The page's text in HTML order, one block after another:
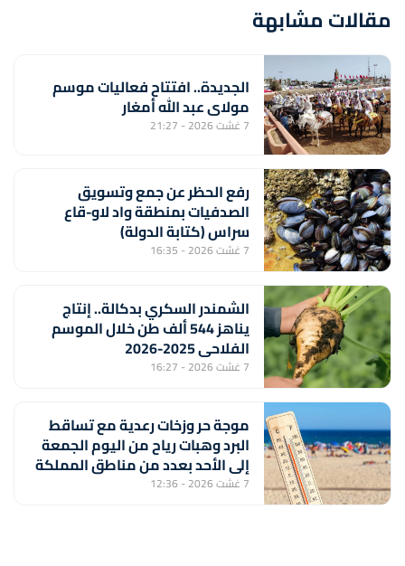
مقالات مشابهة
الجديدة.. افتتاح فعاليات موسم
مولاي عبد الله أمغار
7 غشت 2026 - 21:27
رفع الحظر عن جمع وتسويق
الصدفيات بمنطقة واد لاو-قاع
سراس (كتابة الدولة)
7 غشت 2026 - 16:35
الشمندر السكري بدكالة.. إنتاج
يناهز 544 ألف طن خلال الموسم
الفلاحي 2025-2026
7 غشت 2026 - 16:27
موجة حر وزخات رعدية مع تساقط
البرد وهبات رياح من اليوم الجمعة
إلى الأحد بعدد من مناطق المملكة
(نشرة إنذارية)
7 غشت 2026 - 12:36